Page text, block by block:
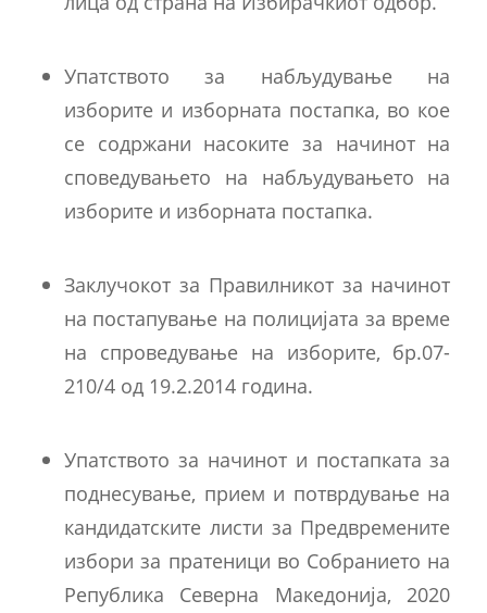
Упатството за набљудување на
изборите и изборната постапка, во кое
се содржани насоките за начинот на
споведувањето на набљудувањето на
изборите и изборната постапка.
Заклучокот за Правилникот за начинот
на постапување на полицијата за време
на спроведување на изборите, бр.07-
210/4 од 19.2.2014 година.
Упатството за начинот и постапката за
поднесување, прием и потврдување на
кандидатските листи за Предвремените
избори за пратеници во Собранието на
Република Северна Македонија, 2020